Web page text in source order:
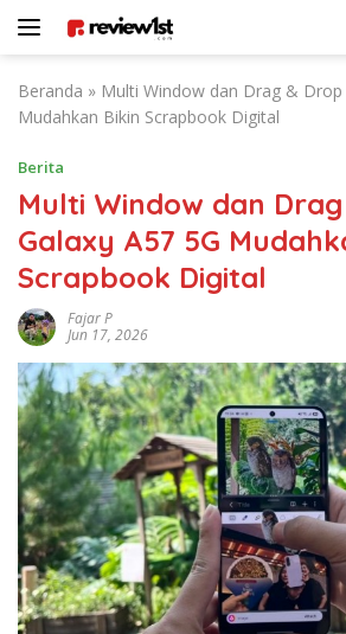
Beranda » Multi Window dan Drag & Drop
Mudahkan Bikin Scrapbook Digital
Berita
Multi Window dan
Galaxy A57 5G
Scrapbook Digital
Fajar P
Jun 17, 2026